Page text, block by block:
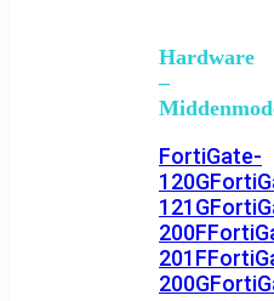
Hardware
–
FortiGate-
120G
121G
200F
201F
200G